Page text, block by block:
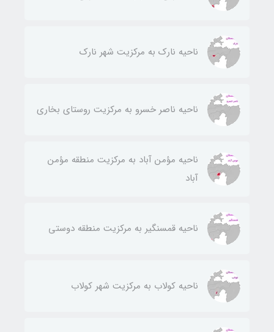
ناحيه نارك به مركزيت شهر نارك
ناحيه ناصر خسرو به مركزيت روستای بخاری
ناحيه مؤمن آباد به مركزيت منطقه مؤمن
آباد
ناحيه قمسنگير به مركزيت منطقه دوستی
ناحيه كولاب به مركزيت شهر كولاب